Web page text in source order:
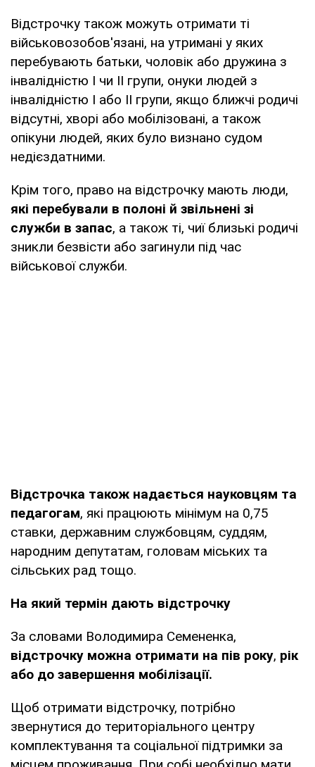
Відстрочку також можуть отримати ті
військовозобов'язані, на утримані у яких
перебувають батьки, чоловік або дружина з
інвалідністю І чи ІІ групи, онуки людей з
інвалідністю І або ІІ групи, якщо ближчі родичі
відсутні, хворі або мобілізовані, а також
опікуни людей, яких було визнано судом
недієздатними.
Крім того, право на відстрочку мають люди,
які перебували в полоні й звільнені зі
служби в запас, а також ті, чиї близькі родичі
зникли безвісти або загинули під час
військової служби.
Відстрочка також надається науковцям та
педагогам, які працюють мінімум на 0,75
ставки, державним службовцям, суддям,
народним депутатам, головам міських та
сільських рад тощо.
На який термін дають відстрочку
За словами Володимира Семененка,
відстрочку можна отримати на пів року, рік
або до завершення мобілізації.
Щоб отримати відстрочку, потрібно
звернутися до територіального центру
комплектування та соціальної підтримки за